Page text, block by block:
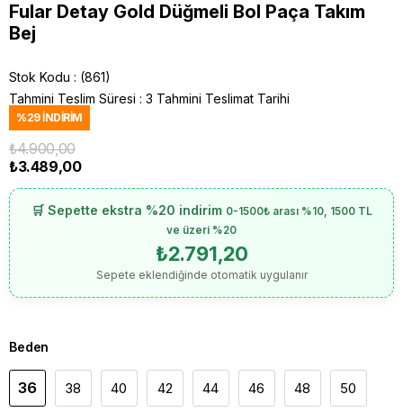
Fular Detay Gold Düğmeli Bol Paça Takım
Bej
Stok Kodu
(861)
Tahmini Teslim Süresi : 3 Tahmini Teslimat Tarihi
%29İNDIRIM
₺4.900,00
₺3.489,00
🛒 Sepette ekstra %20 indirim 0-1500₺ arası %10, 1500 TL
ve üzeri %20
₺2.791,20
Sepete eklendiğinde otomatik uygulanır
Beden
36 38 40 42 44 46 48 50